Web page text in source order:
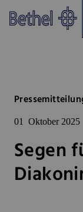
Zum Hauptinhalt
Zur Fußzeile
01 Oktober 2025
Segen